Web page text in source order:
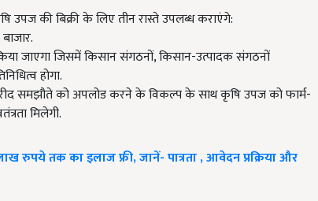
उपज की बिक्री के लिए तीन रास्ते उपलब्ध कराएंगे:
जाएगा जिसमें किसान संगठनों, किसान-उत्पादक संगठनों
होगा.
समझौते को अपलोड करने के विकल्प के साथ कृषि उपज को फार्म-
मिलेगी.
रुपये तक का इलाज फ्री, जानें- पात्रता , आवेदन प्रक्रिया और